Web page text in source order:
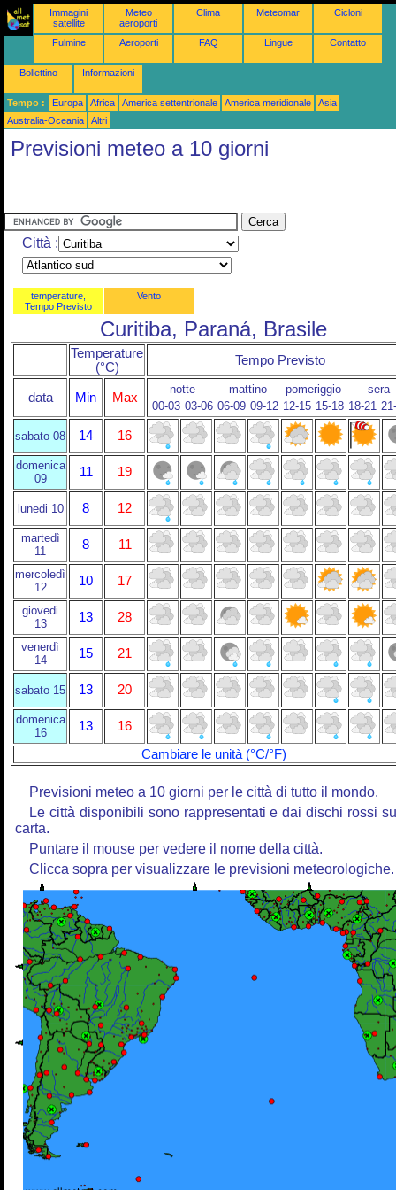
Immagini
satellite
Meteo
aeroporti
Clima Meteomar Cicloni
Fulmine Aeroporti FAQ Lingue Contatto
Bollettino Informazioni
Tempo : Europa Africa America settentrionale America meridionale
Asia
Australia-Oceania
Altri
Previsioni meteo a 10 giorni
Città :
temperature,
Tempo Previsto
Vento
Curitiba, Paraná, Brasile
Temperature
(°C)
Tempo Previsto
data Min Max
notte mattino pomeriggio
sera
00-03 03-06 06-09 09-12 12-15 15-18 18-21
sabato 08 14 16
domenica
09
11 19
lunedi 10 8 12
martedì
11
8 11
mercoledì
12
10 17
giovedi
13
13 28
venerdì
14
15 21
sabato 15 13 20
domenica
16
13
16
Cambiare le unità (°C/°F)
Previsioni meteo a 10 giorni per le città di tutto il mondo.
Le città disponibili sono rappresentati e dai dischi rossi
carta.
Puntare il mouse per vedere il nome della città.
Clicca sopra per visualizzare le previsioni meteorologiche.